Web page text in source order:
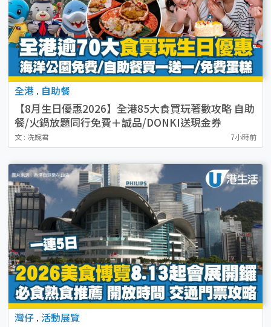
全港 . 自助餐
【8月生日優惠2026】全港85大食買玩著數攻略 自助
餐/火鍋放題同行免費＋誠品/DONKI送現金券
文 : 冼婉君 7小時前
灣仔 . 活動展覽